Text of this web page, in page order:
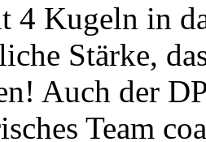
4 Kugeln in
Stärke,
Auch der
Team